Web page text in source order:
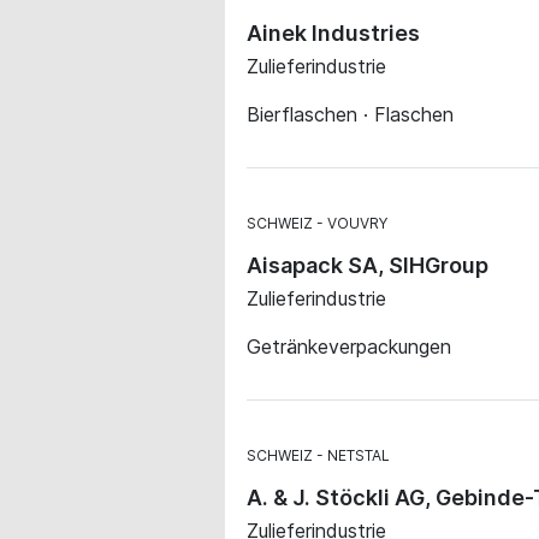
Ainek Industries
Zulieferindustrie
Bierflaschen · Flaschen
SCHWEIZ VOUVRY
Aisapack SA, SIHGroup
Zulieferindustrie
Getränkeverpackungen
SCHWEIZ NETSTAL
A. & J. Stöckli AG,
Zulieferindustrie